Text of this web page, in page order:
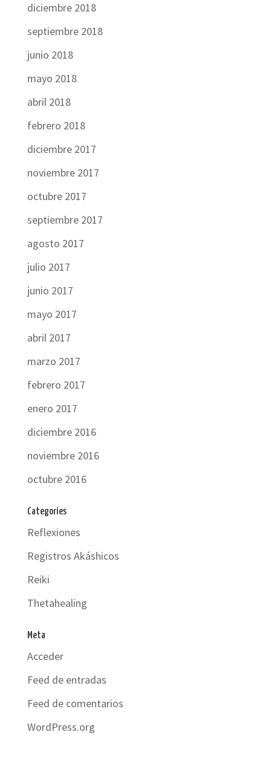
diciembre 2018
septiembre 2018
junio 2018
mayo 2018
abril 2018
febrero 2018
diciembre 2017
noviembre 2017
octubre 2017
septiembre 2017
agosto 2017
julio 2017
junio 2017
mayo 2017
abril 2017
marzo 2017
febrero 2017
enero 2017
diciembre 2016
noviembre 2016
octubre 2016
Categories
Reflexiones
Registros Akáshicos
Reiki
Thetahealing
Meta
Acceder
Feed de entradas
Feed de comentarios
WordPress.org